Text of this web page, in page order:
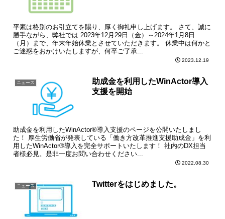
平素は格別のお引立てを賜り、厚く御礼申し上げます。 さて、誠に
勝手ながら、弊社では 2023年12月29日（金）～2024年1月8日
（月）まで、年末年始休業とさせていただきます。 休業中は何かと
ご迷惑をおかけいたしますが、何卒ご了承...
2023.12.19
ニュース
助成金を利用したWinActor導入
支援を開始
助成金を利用したWinActor®導入支援のページを公開いたしまし
た！ 厚生労働省が発表している「働き方改革推進支援助成金」を利
用したWinActor®導入を完全サポートいたします！ 社内のDX担当
者様必見。是非一度お問い合わせください...
2022.08.30
ニュース Twitterをはじめました。